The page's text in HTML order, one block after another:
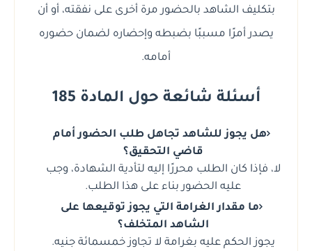
بتكليف الشاهد بالحضور مرة أخرى على نفقته، أو أن
يصدر أمرًا مسببًا بضبطه وإحضاره لضمان حضوره
أمامه.
أسئلة شائعة حول المادة 185
هل يجوز للشاهد تجاهل طلب الحضور أمام
قاضي التحقيق؟
لا، فإذا كان الطلب محررًا إليه لتأدية الشهادة، وجب
عليه الحضور بناء على هذا الطلب.
ما مقدار الغرامة التي يجوز توقيعها على
الشاهد المتخلف؟
يجوز الحكم عليه بغرامة لا تجاوز خمسمائة جنيه.